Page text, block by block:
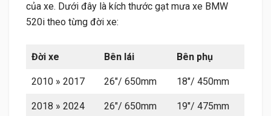
của xe. Dưới đây là kích thước gạt mưa xe BMW
520i theo từng đời xe:
Đời xe Bên lái Bên phụ
2010 » 2017 26″/ 650mm 18″/ 450mm
2018 » 2024 26″/ 650mm 19″/ 475mm